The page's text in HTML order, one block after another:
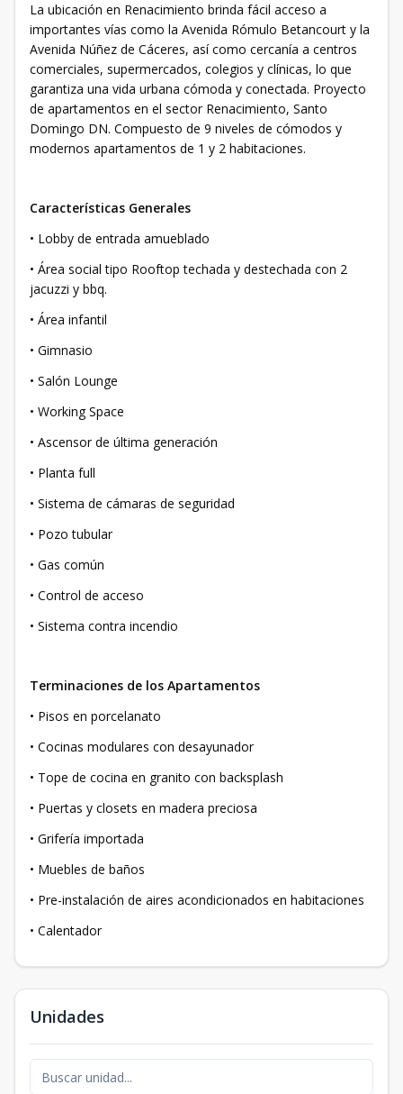
La ubicación en Renacimiento brinda fácil acceso a
importantes vías como la Avenida Rómulo Betancourt y la
Avenida Núñez de Cáceres, así como cercanía a centros
comerciales, supermercados, colegios y clínicas, lo que
garantiza una vida urbana cómoda y conectada. Proyecto
de apartamentos en el sector Renacimiento, Santo
Domingo DN. Compuesto de 9 niveles de cómodos y
modernos apartamentos de 1 y 2 habitaciones.
Características Generales
• Lobby de entrada amueblado
• Área social tipo Rooftop techada y destechada con 2
jacuzzi y bbq.
• Área infantil
• Gimnasio
• Salón Lounge
• Working Space
• Ascensor de última generación
• Planta full
• Sistema de cámaras de seguridad
• Pozo tubular
• Gas común
• Control de acceso
• Sistema contra incendio
Terminaciones de los Apartamentos
• Pisos en porcelanato
• Cocinas modulares con desayunador
• Tope de cocina en granito con backsplash
• Puertas y closets en madera preciosa
• Grifería importada
• Muebles de baños
• Pre-instalación de aires acondicionados en habitaciones
• Calentador
Unidades